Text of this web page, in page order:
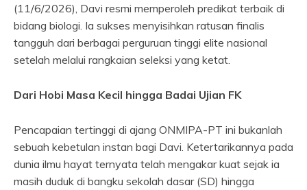
(11/6/2026), Davi resmi memperoleh predikat terbaik di
bidang biologi. Ia sukses menyisihkan ratusan finalis
tangguh dari berbagai perguruan tinggi elite nasional
setelah melalui rangkaian seleksi yang ketat.
Dari Hobi Masa Kecil hingga Badai Ujian FK
Pencapaian tertinggi di ajang ONMIPA-PT ini bukanlah
sebuah kebetulan instan bagi Davi. Ketertarikannya pada
dunia ilmu hayat ternyata telah mengakar kuat sejak ia
masih duduk di bangku sekolah dasar (SD) hingga